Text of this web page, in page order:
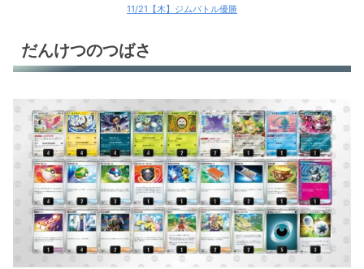
11/21【木】ジムバトル優勝
だんけつのつばさ